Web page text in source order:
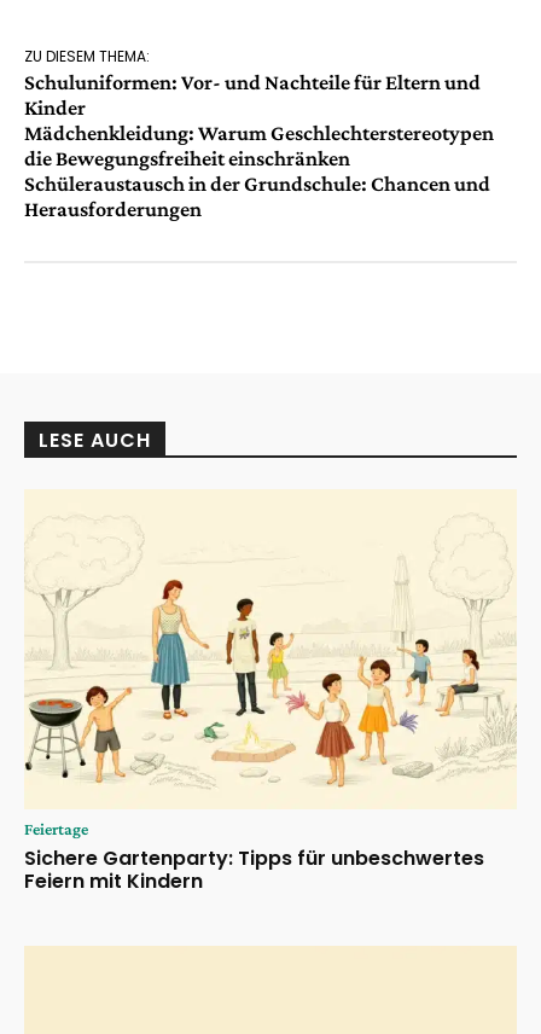
ZU DIESEM THEMA:
Schuluniformen: Vor- und Nachteile für Eltern und
Kinder
Mädchenkleidung: Warum Geschlechterstereotypen
die Bewegungsfreiheit einschränken
Schüleraustausch in der Grundschule: Chancen und
Herausforderungen
LESE AUCH
Feiertage
Sichere Gartenparty: Tipps für unbeschwertes
Feiern mit Kindern